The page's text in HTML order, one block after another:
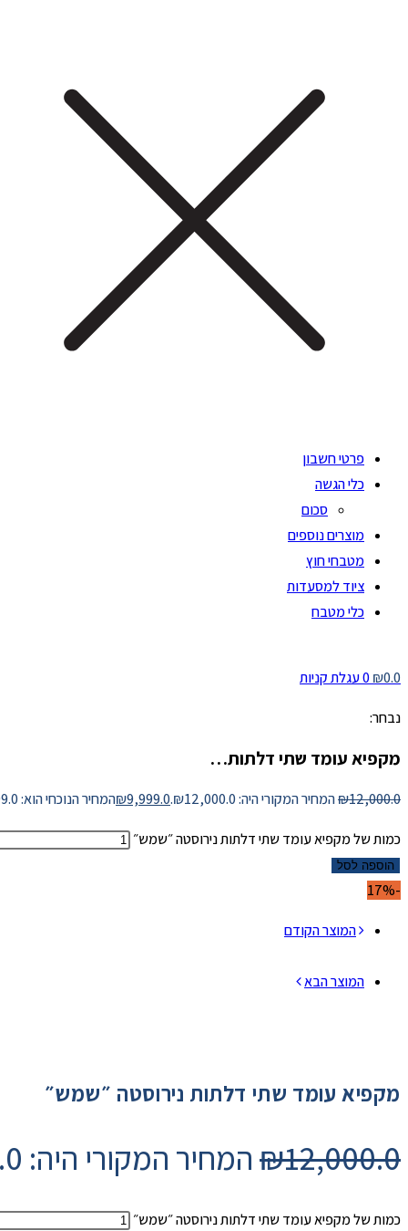
פרטי חשבון
כלי הגשה
סכום
מוצרים נוספים
מטבחי חוץ
ציוד למסעדות
כלי מטבח
₪0.0
0 עגלת קניות
נבחר:
מקפיא עומד שתי דלתות…
₪12,000.0 המחיר המקורי היה: ₪12,000.0. ₪9,999.0 המחיר הנוכחי הוא: ₪9,999.0.
כמות של מקפיא עומד שתי דלתות נירוסטה ״שמש״
הוספה לסל
המוצר הקודם
המוצר הבא
מקפיא עומד שתי דלתות נירוסטה ״שמש״
₪12,000.0 המחיר המקורי היה: ₪12,000.0.
כמות של מקפיא עומד שתי דלתות נירוסטה ״שמש״